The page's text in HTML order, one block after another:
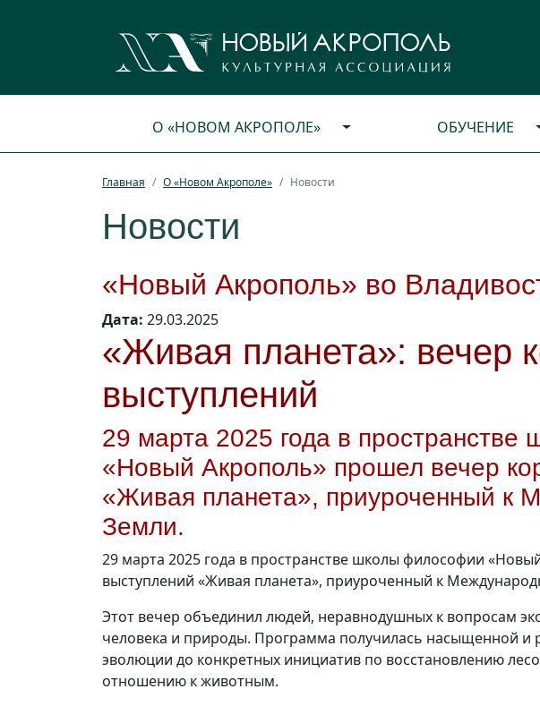
О «НОВОМ АКРОПОЛЕ» ОБУЧЕНИЕ
Главная О «Новом Акрополе» Новости
Новости
«Новый Акрополь» во
Дата: 29.03.2025
«Живая планета»: вечер
выступлений
29 марта 2025 года в
«Новый Акрополь» прошел вечер
«Живая планета», приуроченный к
Земли.
29 марта 2025 года в пространстве школы философии
выступлений «Живая планета», приуроченный к
Этот вечер объединил людей, неравнодушных к вопросам
человека и природы. Программа получилась насыщенной и
эволюции до конкретных инициатив по восстановлению
отношению к животным.